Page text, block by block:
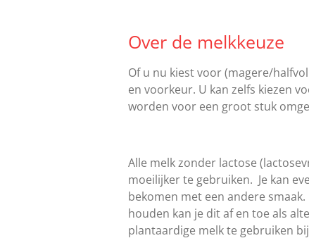
Over de melkkeuze
Of u nu kiest voor (magere/
en voorkeur. U kan zelfs kiezen
worden voor een groot stuk
Alle melk zonder lactose
moeilijker te gebruiken. Je kan
bekomen met een andere
houden kan je dit af en toe als
plantaardige melk te gebruiken